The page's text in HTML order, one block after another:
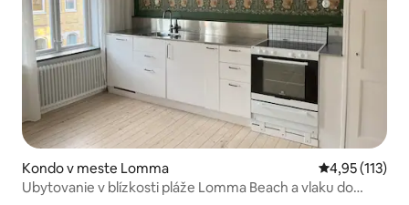
Kondo v meste Lomma Priemerné
4,95 (113)
Ubytovanie v blízkosti pláže Lomma Beach a vlaku do